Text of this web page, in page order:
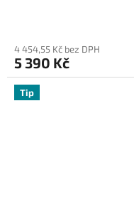
4 454,55 Kč bez DPH
5 390 Kč
Tip